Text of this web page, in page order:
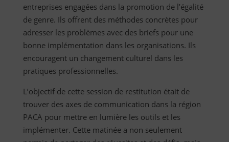
entreprises engagées dans la promotion de l’égalité
de genre. Ils offrent des méthodes concrètes pour
adresser les problèmes avec des briefs pour une
bonne implémentation dans les organisations. Ils
encouragent un changement culturel dans les
pratiques professionnelles.
L’objectif de cette session de restitution était de
trouver des axes de communication dans la région
PACA pour mettre en lumière les outils et les
implémenter. Cette matinée a non seulement